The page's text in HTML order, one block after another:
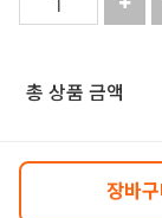
총 상품 금액
장바구